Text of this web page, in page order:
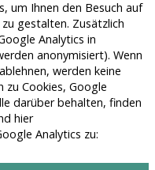
um Ihnen den Besuch auf
gestalten. Zusätzlich
Analytics in
anonymisiert). Wenn
werden keine
Cookies, Google
darüber behalten, finden
hier
Analytics zu: